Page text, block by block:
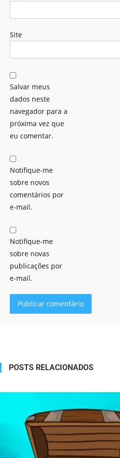
Site
Salvar meus
dados neste
navegador para a
próxima vez que
eu comentar.
Notifique-me
sobre novos
comentários por
e-mail.
Notifique-me
sobre novas
publicações por
e-mail.
POSTS RELACIONADOS